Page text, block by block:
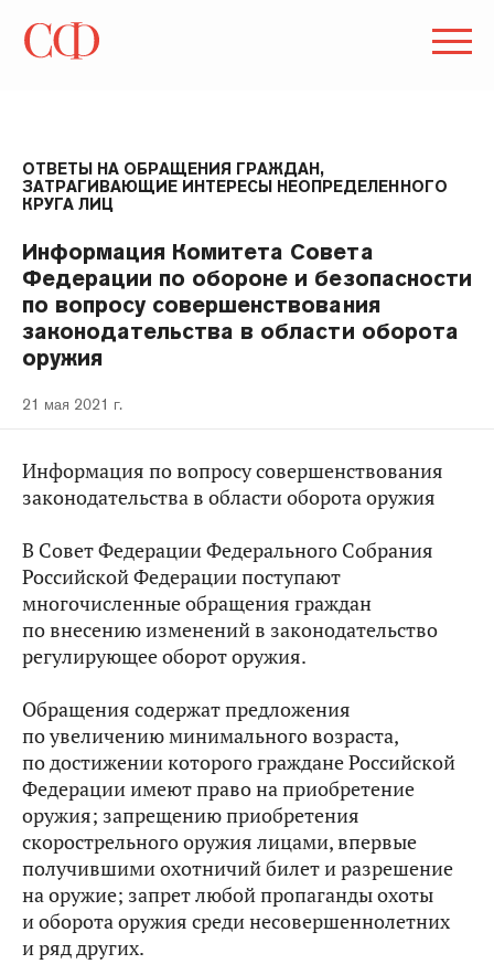
ОТВЕТЫ НА ОБРАЩЕНИЯ ГРАЖДАН,
ЗАТРАГИВАЮЩИЕ ИНТЕРЕСЫ НЕОПРЕДЕЛЕННОГО
КРУГА ЛИЦ
Информация Комитета Совета
Федерации по обороне и безопасности
по вопросу совершенствования
законодательства в области оборота
оружия
21 мая 2021 г.
Информация по вопросу совершенствования
законодательства в области оборота оружия
В Совет Федерации Федерального Собрания
Российской Федерации поступают
многочисленные обращения граждан
по внесению изменений в законодательство
регулирующее оборот оружия.
Обращения содержат предложения
по увеличению минимального возраста,
по достижении которого граждане Российской
Федерации имеют право на приобретение
оружия; запрещению приобретения
скорострельного оружия лицами, впервые
получившими охотничий билет и разрешение
на оружие; запрет любой пропаганды охоты
и оборота оружия среди несовершеннолетних
и ряд других.